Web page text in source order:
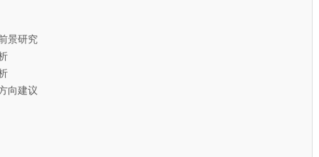
景研究
向建议